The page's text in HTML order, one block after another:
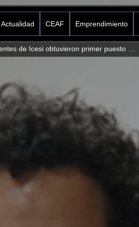
Actualidad CEAF Emprendimiento